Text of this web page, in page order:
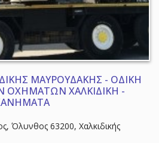
ΜΑΥΡΟΥΔΑΚΗΣ - ΟΔΙΚΗ
ΟΧΗΜΑΤΩΝ ΧΑΛΚΙΔΙΚΗ -
Όλυνθος 63200, Χαλκιδικής